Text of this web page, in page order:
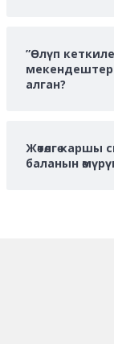
”Өлүп
алган?
Жөтөлгө
баланын